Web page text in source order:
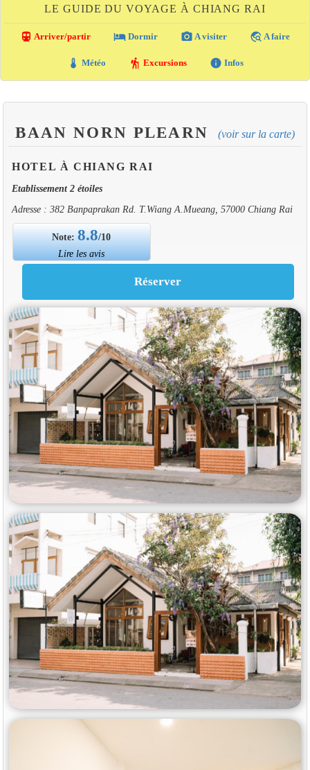
LE GUIDE DU VOYAGE À CHIANG RAI
directions_transit Arriver/partir local_hotel Dormir photo_camera A visiter travel_explore A faire
thermostat Météo hiking Excursions info Infos
BAAN NORN PLEARN (voir sur la carte)
HOTEL À CHIANG RAI
Etablissement 2 étoiles
Adresse : 382 Banpaprakan Rd. T.Wiang A.Mueang, 57000 Chiang Rai
Note:8.8/10
Lire les avis